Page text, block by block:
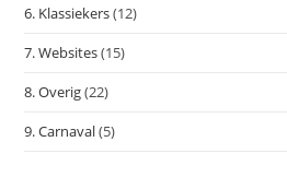
6. Klassiekers(12)
7. Websites(15)
8. Overig(22)
9. Carnaval(5)